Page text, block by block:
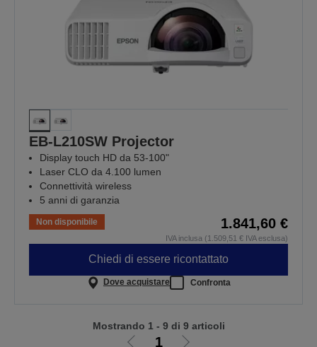
EB-L210SW Projector
Display touch HD da 53-100"
Laser CLO da 4.100 lumen
Connettività wireless
5 anni di garanzia
Non disponibile 1.841,60 €
IVA inclusa (1.509,51 € IVA esclusa)
Chiedi di essere ricontattato
Dove acquistare Confronta
1
Mostrando 1 - 9 di 9 articoli